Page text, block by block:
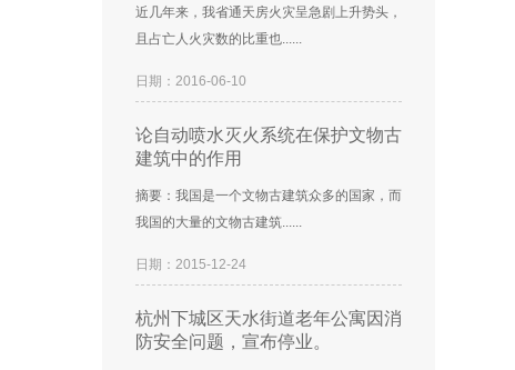
近几年来，我省通天房火灾呈急剧上升势头，
且占亡人火灾数的比重也......
日期：2016-06-10
论自动喷水灭火系统在保护文物古
建筑中的作用
摘要：我国是一个文物古建筑众多的国家，而
我国的大量的文物古建筑......
日期：2015-12-24
杭州下城区天水街道老年公寓因消
防安全问题，宣布停业。